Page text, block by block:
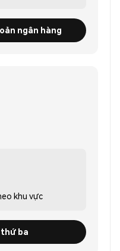
ngân hàng
khu vực
thứ ba